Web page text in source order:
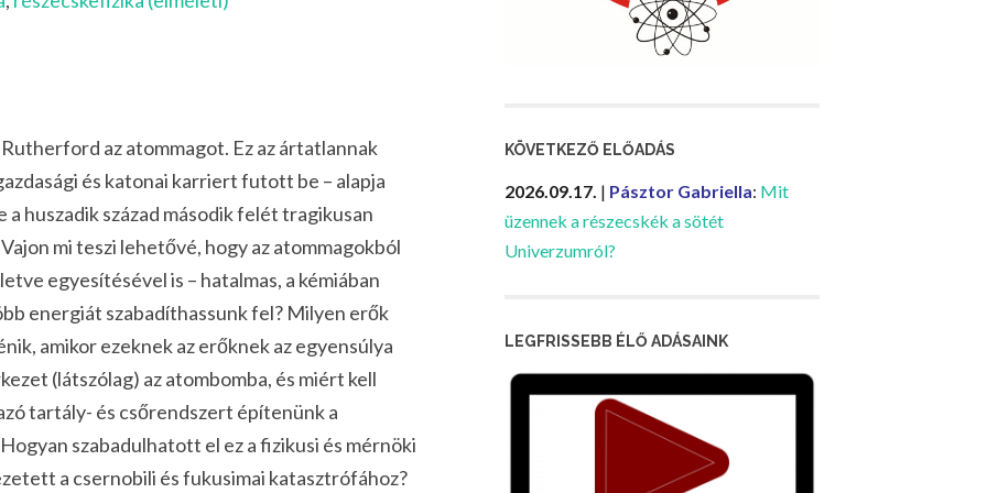
az atommagot. Ez az ártatlannak
és katonai karriert futott be – alapja
huszadik század második felét tragikusan
mi teszi lehetővé, hogy az atommagokból
egyesítésével is – hatalmas, a kémiában
energiát szabadíthassunk fel? Milyen erők
amikor ezeknek az erőknek az egyensúlya
(látszólag) az atombomba, és miért kell
tartály- és csőrendszert építenünk a
szabadulhatott el ez a fizikusi és mérnöki
a csernobili és fukusimai katasztrófához?
KÖVETKEZŐ ELŐADÁS
2026.09.17. | Pásztor Gabriella: Mit
üzennek a részecskék a sötét
Univerzumról?
LEGFRISSEBB ÉLŐ ADÁSAINK